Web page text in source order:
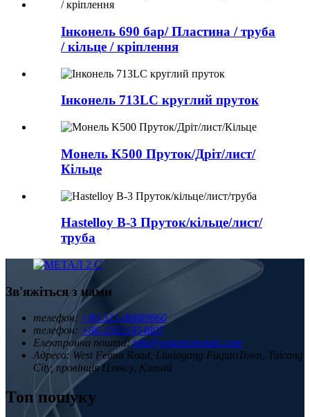
Інконель 690 бар/ Пластина / труба
/ кільце / кріплення
Інконель 713LC круглий пруток
Монель K500 Пруток/Дріт/лист/
Кільце
Hastelloy B-3 Пруток/кільце/лист/
труба
Зв'яжіться з нами
телефон: +86-511-86889860
телефон: +86-15921454807
Електронна пошта: info@sekonicmetals.com
Адреса: West Feima Road, Liujiagang FuqiaoTown, Taicang
City, провінція Цзянсу, Китай
Топ пошуку